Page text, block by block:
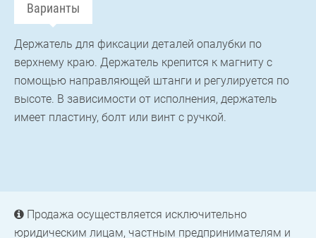
Варианты
Держатель для фиксации деталей опалубки по
верхнему краю. Держатель крепится к магниту с
помощью направляющей штанги и регулируется по
высоте. В зависимости от исполнения, держатель
имеет пластину, болт или винт с ручкой.
Продажа осуществляется исключительно
юридическим лицам, частным предпринимателям и